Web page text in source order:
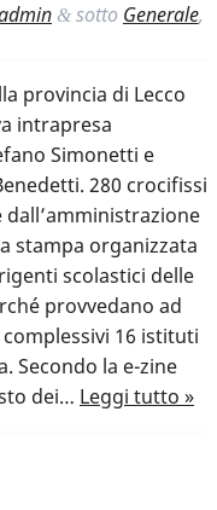
& sotto Generale,
provincia di Lecco
intrapresa
Simonetti e
280 crocifissi
stampa organizzata
scolastici delle
provvedano ad
16 istituti
Secondo la e-zine
dei… Leggi tutto »